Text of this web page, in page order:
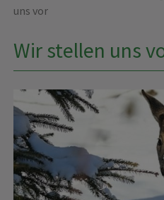
uns vor
Wir stellen uns